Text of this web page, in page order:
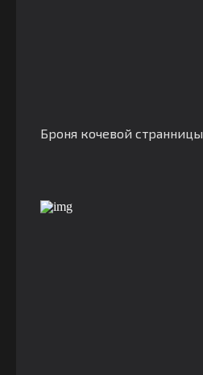
Броня кочевой странницы